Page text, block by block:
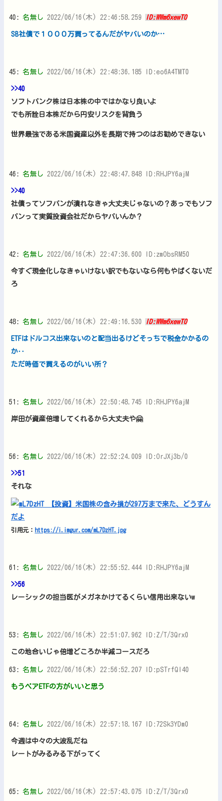
40: 名無し 2022/06/16(木) 22:46:58.259 ID:WWm6xewT0
SB社債で１０００万買ってるんだがヤバいのか…
45: 名無し 2022/06/16(木) 22:48:36.185 ID:eo6A4TMT0
>>40
ソフトバンク株は日本株の中ではかなり良いよ
でも所詮日本株だから円安リスクを背負う
世界最強である米国資産以外を長期で持つのはお勧めできない
46: 名無し 2022/06/16(木) 22:48:47.848 ID:RHJPY6ajM
>>40
社債ってソフバンが潰れなきゃ大丈夫じゃないの？あっでもソフ
バンって実質投資会社だからヤバいんか？
42: 名無し 2022/06/16(木) 22:47:36.600 ID:zmObsRM50
今すぐ現金化しなきゃいけない訳でもないなら何もやばくないだ
ろ
48: 名無し 2022/06/16(木) 22:49:16.530 ID:WWm6xewT0
ETFはドルコス出来ないのと配当出るけどそっちで税金かかるの
か‥
ただ時価で買えるのがいい所？
51: 名無し 2022/06/16(木) 22:50:48.745 ID:RHJPY6ajM
岸田が資産倍増してくれるから大丈夫や🤗
56: 名無し 2022/06/16(木) 22:52:24.009 ID:OrJXj3b/0
>>51
それな
引用元： https://i.imgur.com/mL7DzHT.jpg
61: 名無し 2022/06/16(木) 22:55:52.444 ID:RHJPY6ajM
>>56
レーシックの担当医がメガネかけてるくらい信用出来ないw
53: 名無し 2022/06/16(木) 22:51:07.962 ID:Z/T/3Qrx0
この地合いじゃ倍増どころか半減コースだろ
63: 名無し 2022/06/16(木) 22:56:52.207 ID:pSTrfQI40
もうベアETFの方がいいと思う
64: 名無し 2022/06/16(木) 22:57:18.167 ID:72Sk3YDm0
今週は中々の大波乱だね
レートがみるみる下がってく
65: 名無し 2022/06/16(木) 22:57:43.075 ID:Z/T/3Qrx0